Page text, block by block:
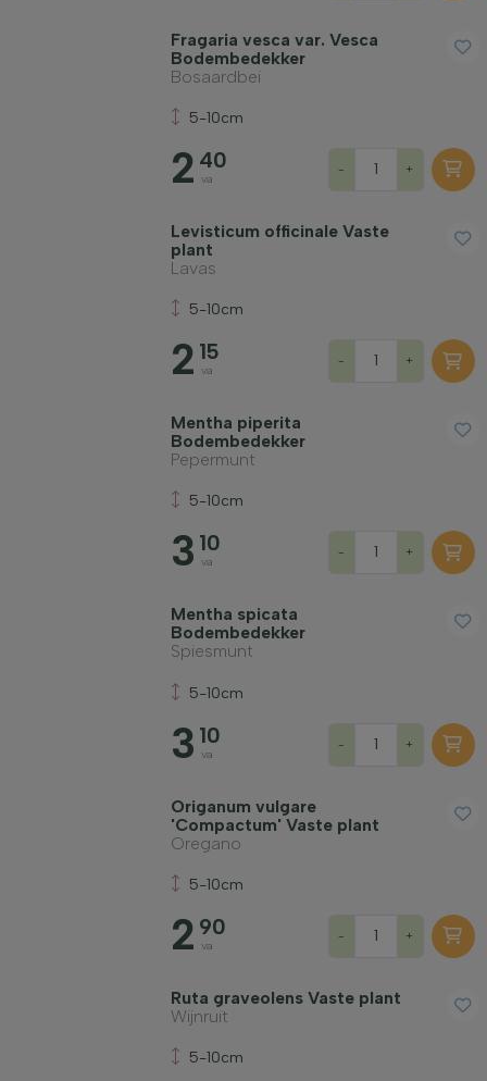
Fragaria vesca var. Vesca
Bodembedekker
Bosaardbei
5-10cm
2 40
va
- +
Levisticum officinale Vaste
plant
Lavas
5-10cm
2 15
va
- +
Mentha piperita
Bodembedekker
Pepermunt
5-10cm
3 10
va
- +
Mentha spicata
Bodembedekker
Spiesmunt
5-10cm
3 10
va
- +
Origanum vulgare
'Compactum' Vaste plant
Oregano
5-10cm
2 90
va
- +
Ruta graveolens Vaste plant
Wijnruit
5-10cm